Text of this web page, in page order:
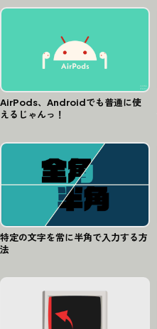
AirPods、Androidでも普通に使
えるじゃんっ！
特定の文字を常に半角で入力する方
法